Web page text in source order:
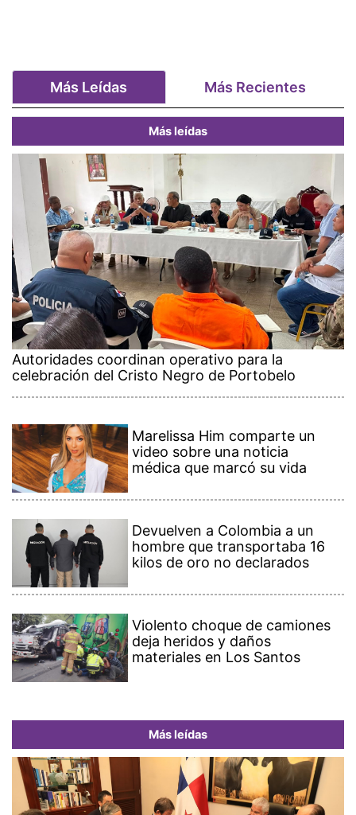
Más Leídas Más Recientes
Más leídas
Autoridades coordinan operativo para la
celebración del Cristo Negro de Portobelo
Marelissa Him comparte un
video sobre una noticia
médica que marcó su vida
Devuelven a Colombia a un
hombre que transportaba 16
kilos de oro no declarados
Violento choque de camiones
deja heridos y daños
materiales en Los Santos
Más leídas